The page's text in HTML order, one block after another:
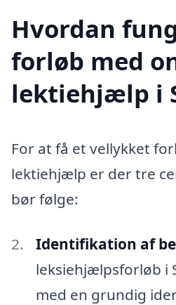
Hvordan
forløb med
lektiehjælp i
For at få et vellykket
lektiehjælp er der tre
bør følge:
Identifikation af
leksiehjælpsforløb i
med en grundig